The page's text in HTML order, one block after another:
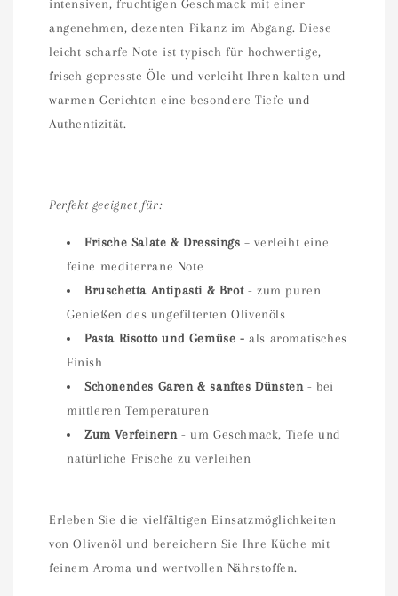
intensiven, fruchtigen Geschmack mit einer
angenehmen, dezenten Pikanz im Abgang. Diese
leicht scharfe Note ist typisch für hochwertige,
frisch gepresste Öle und verleiht Ihren kalten und
warmen Gerichten eine besondere Tiefe und
Authentizität.
Perfekt geeignet für:
Frische Salate & Dressings – verleiht eine
feine mediterrane Note
Bruschetta Antipasti & Brot- zum puren
Genießen des ungefilterten Olivenöls
Pasta Risotto und Gemüse -als aromatisches
Finish
Schonendes Garen & sanftes Dünsten- bei
mittleren Temperaturen
Zum Verfeinern- um Geschmack, Tiefe und
natürliche Frische zu verleihen
Erleben Sie die vielfältigen Einsatzmöglichkeiten
von Olivenöl und bereichern Sie Ihre Küche mit
feinem Aroma und wertvollen Nährstoffen.